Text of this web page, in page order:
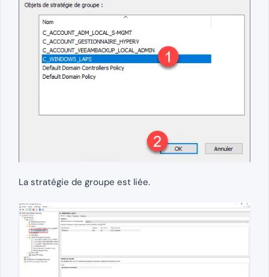
La stratégie de groupe est liée.